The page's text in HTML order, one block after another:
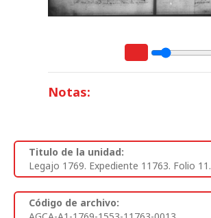
Notas:
Titulo de la unidad:
Legajo 1769. Expediente 11763. Folio 11.
Código de archivo: